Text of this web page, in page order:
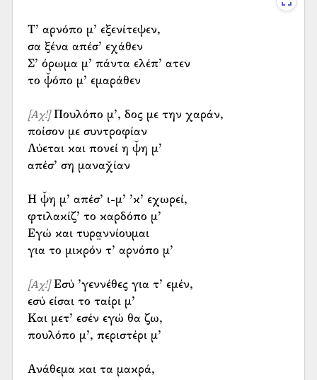
Τ’ αρνόπο μ’ εξενίτεψεν,
σα ξένα απέσ’ εχάθεν
Σ’ όρωμα μ’ πάντα ελέπ’ ατεν
το ψ̌όπο μ’ εμαράθεν
[Αχ!]Πουλόπο μ’, δος με την χαράν,
ποίσον με συντροφίαν
Λύεται και πονεί η ψ̌η μ’
απέσ’ ση μαναχ̌ίαν
Η ψ̌η μ’ απέσ’ ι-μ’ ’κ’ εχωρεί,
φτιλακίζ’ το καρδόπο μ’
Εγώ και τυρα̤ννίουμαι
για το μικρόν τ’ αρνόπο μ’
[Αχ!]Εσύ ’γεννέθες για τ’ εμέν,
εσύ είσαι το ταίρι μ’
Και μετ’ εσέν εγώ θα ζω,
πουλόπο μ’, περιστέρι μ’
Ανάθεμα και τα μακρά,